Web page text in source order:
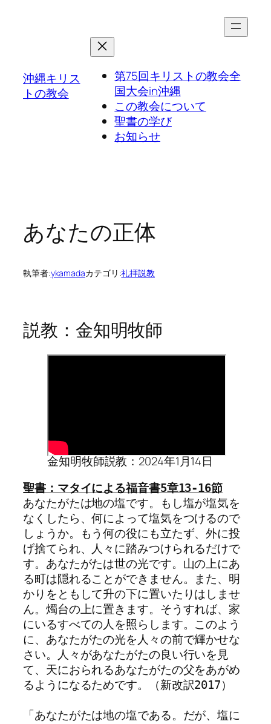
沖縄キリス
トの教会
第75回キリストの教会全
国大会in沖縄
この教会について
聖書の学び
お知らせ
あなたの正体
執筆者:ykamadaカテゴリ:礼拝説教
説教：金知明牧師
金知明牧師説教：2024年1月14日
あなたがたは地の塩です。もし塩が塩気を
なくしたら、何によって塩気をつけるので
しょうか。もう何の役にも立たず、外に投
げ捨てられ、人々に踏みつけられるだけで
す。あなたがたは世の光です。山の上にあ
る町は隠れることができません。また、明
かりをともして升の下に置いたりはしませ
ん。燭台の上に置きます。そうすれば、家
にいるすべての人を照らします。このよう
に、あなたがたの光を人々の前で輝かせな
さい。人々があなたがたの良い行いを見
て、天におられるあなたがたの父をあがめ
るようになるためです。（新改訳2017）
「あなたがたは地の塩である。だが、塩に